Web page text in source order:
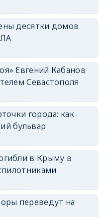
десятки домов
Евгений Кабанов
Севастополя
города: как
бульвар
в Крыму в
переведут на